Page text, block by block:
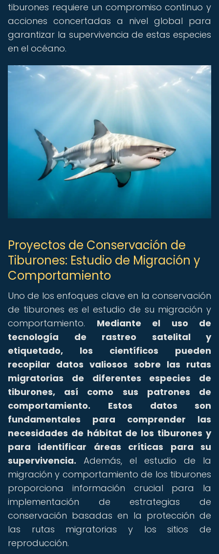
tiburones requiere un compromiso continuo y
acciones concertadas a nivel global para
garantizar la supervivencia de estas especies
en el océano.
Proyectos de Conservación de
Tiburones: Estudio de Migración y
Comportamiento
Uno de los enfoques clave en la conservación
de tiburones es el estudio de su migración y
comportamiento. Mediante el uso de
tecnología de rastreo satelital y
etiquetado, los científicos pueden
recopilar datos valiosos sobre las rutas
migratorias de diferentes especies de
tiburones, así como sus patrones de
comportamiento.
Estos datos son
fundamentales para comprender las
necesidades de hábitat de los tiburones y
para identificar áreas críticas para su
supervivencia. Además, el estudio de la
migración y comportamiento de los tiburones
proporciona información crucial para la
implementación de estrategias de
conservación basadas en la protección de
las rutas migratorias y los sitios de
reproducción.